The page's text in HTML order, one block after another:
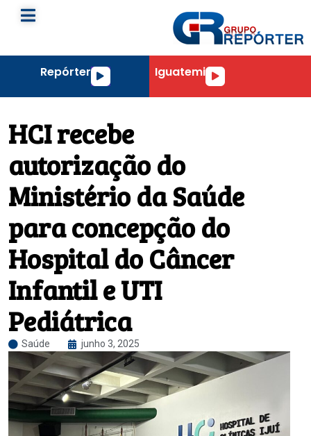
RepórterTocador
IguatemiTocador
HCI recebe
autorização do
Ministério da Saúde
para concepção do
Hospital do Câncer
Infantil e UTI
Pediátrica
Saúde junho 3, 2025